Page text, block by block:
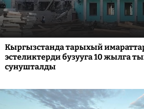
Кыргызстанда тарыхый
эстеликтерди бузууга 10 жылга
сунушталды